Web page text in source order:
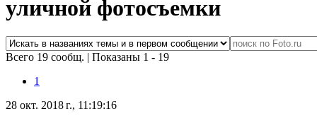
уличной фотосъемки
Всего 19 сообщ. | Показаны 1 - 19
1
28 окт. 2018 г., 11:19:16